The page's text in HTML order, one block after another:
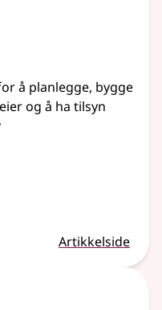
å planlegge, bygge
og å ha tilsyn
Artikkelside